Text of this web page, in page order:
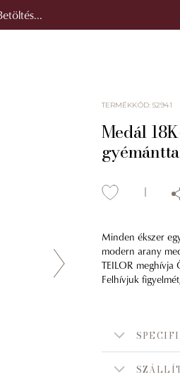
TERMÉKKÓD:52941
Medál
Minden ékszer
modern arany
TEILOR
Felhívjuk